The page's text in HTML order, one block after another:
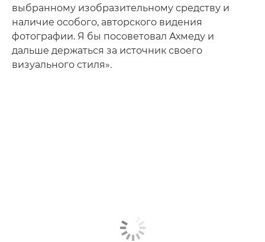
выбранному изобразительному средству и
наличие особого, авторского видения
фотографии. Я бы посоветовал Ахмеду и
дальше держаться за источник своего
визуального стиля».